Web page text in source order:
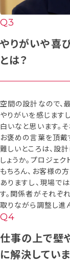
やりがいや喜
とは？
空間の設計なので、
やりがいを感じます
白いなと思います。
お褒めの言葉を頂戴
難しいところは、設
しょうか。プロジェ
もちろん、お客様の
ありますし、現場で
す。関係者がそれぞ
取りながら調整し進
仕事の上で壁
に解決してい